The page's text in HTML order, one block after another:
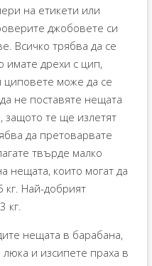
на етикети или
джобовете си
Всичко трябва да се
имате дрехи с цип,
циповете може да се
не поставяте нещата
защото те ще излетят
да претоварвате
твърде малко
нещата, които могат да
кг. Най-добрият
кг.
нещата в барабана,
и изсипете праха в